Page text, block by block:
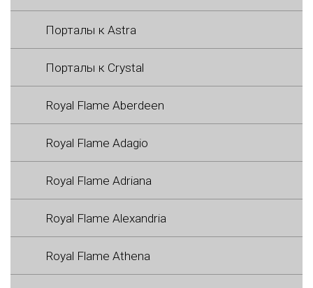
Порталы к Astra
Порталы к Crystal
Royal Flame Aberdeen
Royal Flame Adagio
Royal Flame Adriana
Royal Flame Alexandria
Royal Flame Athena